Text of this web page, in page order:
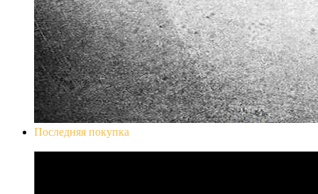
Последняя покупка